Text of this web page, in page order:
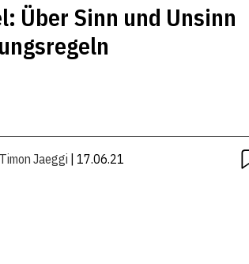
Über Sinn und Unsinn
Timon Jaeggi | 17.06.21